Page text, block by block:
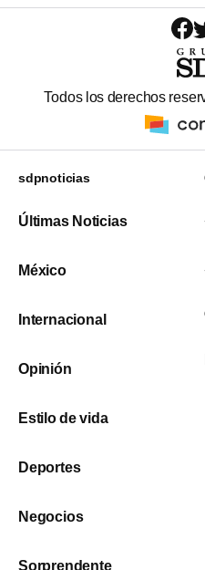
Todos los derechos
sdpnoticias
Últimas Noticias
México
Internacional
Opinión
Estilo de vida
Deportes
Negocios
Sorprendente